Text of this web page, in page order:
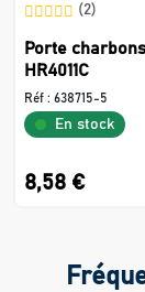
(2)
Porte
HR4011C
Réf : 638715-5
En stock
8,58 €